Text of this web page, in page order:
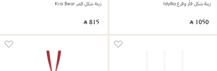
زينة شكل فأر وقرع Idyllia
‎ ⃁ ⁦1050⁩ ‎
زينة شكل قمر Kris Bear
‎ ⃁ ⁦815⁩ ‎